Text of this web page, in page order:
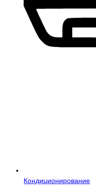
Кондиционирование